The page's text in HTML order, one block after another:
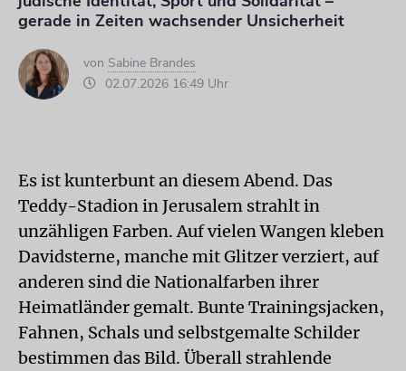
gerade in Zeiten wachsender Unsicherheit
von Sabine Brandes
02.07.2026 16:49 Uhr
Es ist kunterbunt an diesem Abend. Das
Teddy-Stadion in Jerusalem strahlt in
unzähligen Farben. Auf vielen Wangen kleben
Davidsterne, manche mit Glitzer verziert, auf
anderen sind die Nationalfarben ihrer
Heimatländer gemalt. Bunte Trainingsjacken,
Fahnen, Schals und selbstgemalte Schilder
bestimmen das Bild. Überall strahlende